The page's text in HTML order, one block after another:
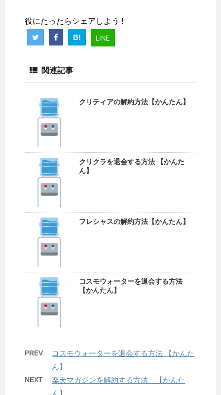
役にたったらシェアしよう !
B!
LINE
関連記事
クリティアの解約方法【かんたん】
クリクラを退会する方法 【かんた
ん】
フレシャスの解約方法【かんたん】
コスモウォーターを退会する方法
【かんたん】
PREV
コスモウォーターを退会する方法 【かんた
ん】
NEXT
楽天マガジンを解約する方法 【かんた
ん】